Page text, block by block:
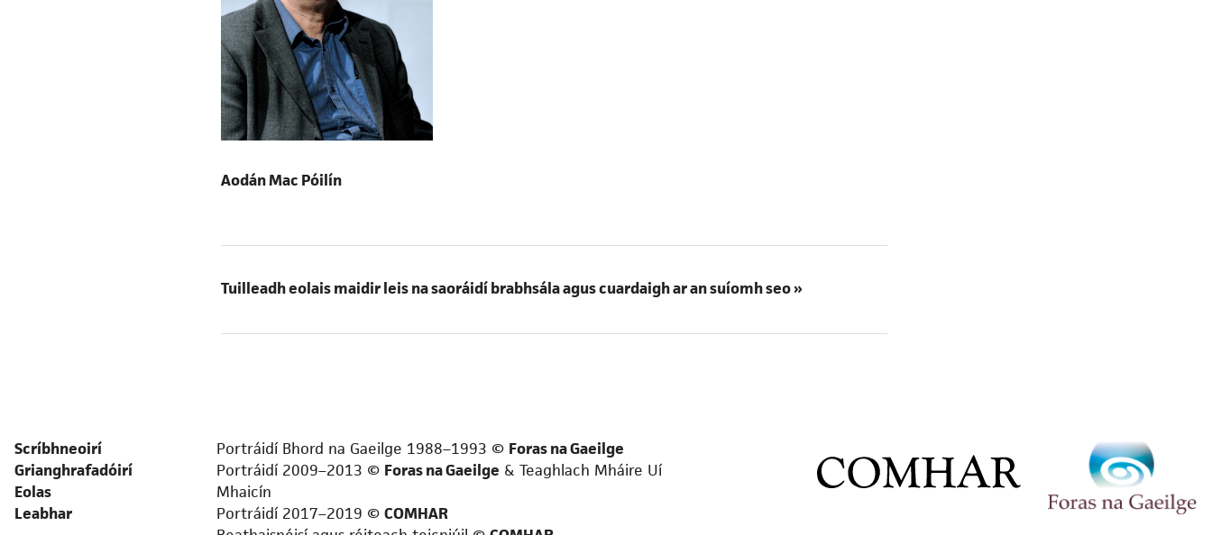
Aodán Mac Póilín
Tuilleadh eolais maidir leis na saoráidí brabhsála agus cuardaigh ar an suíomh seo »
Staraí
Teangeolaí
Scríbhneoirí
Grianghrafadóirí
Eolas
Leabhar
Portráidí Bhord na Gaeilge 1988–1993 © Foras na Gaeilge
Portráidí 2009–2013 © Foras na Gaeilge & Teaghlach Mháire Uí
Mhaicín
Portráidí 2017–2019 © COMHAR